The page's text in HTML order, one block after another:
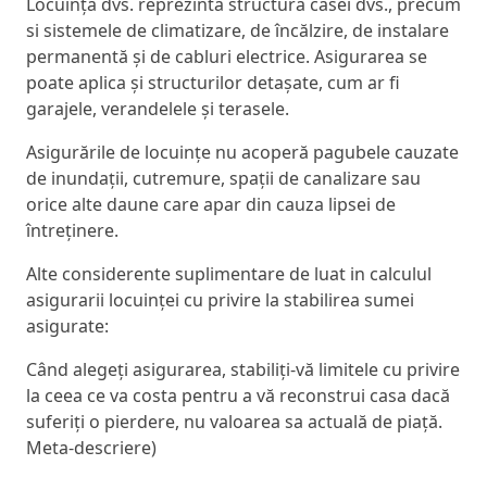
si sistemele de climatizare, de încălzire, de instalare
permanentă și de cabluri electrice. Asigurarea se
poate aplica și structurilor detașate, cum ar fi
garajele, verandelele și terasele.
Asigurările de locuințe nu acoperă pagubele cauzate
de inundații, cutremure, spații de canalizare sau
orice alte daune care apar din cauza lipsei de
întreținere.
Alte considerente suplimentare de luat in calculul
asigurarii locuinței cu privire la stabilirea sumei
asigurate:
Când alegeți asigurarea, stabiliți-vă limitele cu privire
la ceea ce va costa pentru a vă reconstrui casa dacă
suferiți o pierdere, nu valoarea sa actuală de piață.
Meta-descriere)